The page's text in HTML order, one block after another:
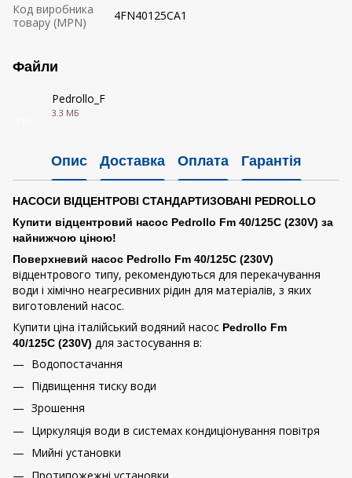
Код виробника
товару (MPN)
4FN40125CA1
Файли
Pedrollo_F
3.3 МБ
Опис Доставка Оплата Гарантія
НАСОСИ ВІДЦЕНТРОВІ СТАНДАРТИЗОВАНІ PEDROLLO
Купити відцентровий насос Pedrollo Fm 40/125C (230V) за
найнижчою ціною!
Поверхневий насос Pedrollo Fm 40/125C (230V)
відцентрового типу, рекомендуються для перекачування
води і хімічно неагресивних рідин для матеріалів, з яких
виготовлений насос.
Купити ціна італійський водяний насос Pedrollo Fm
40/125C (230V) для застосування в:
Водопостачання
Підвищення тиску води
Зрошення
Циркуляція води в системах кондиціонування повітря
Мийні установки
Протипожежні установки